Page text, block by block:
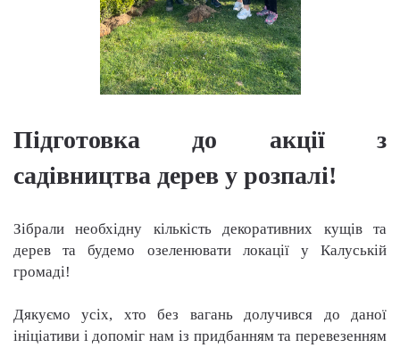
Підготовка до акції з
садівництва дерев у розпалі!
Зібрали необхідну кількість декоративних кущів та
дерев та будемо озеленювати локації у Калуській
громаді!
Дякуємо усіх, хто без вагань долучився до даної
ініціативи і допоміг нам із придбанням та перевезенням